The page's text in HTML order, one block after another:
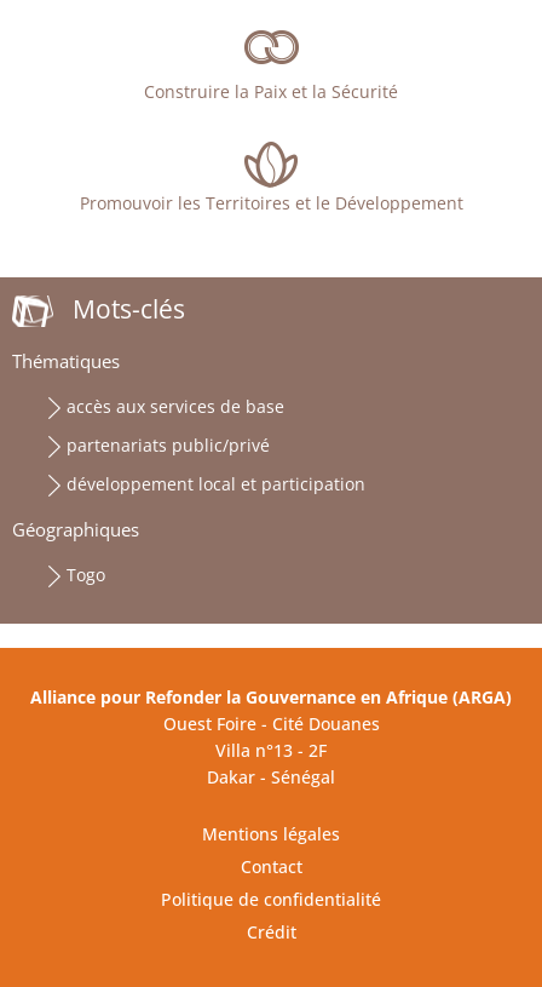
Construire la Paix et la Sécurité
Promouvoir les Territoires et le Développement
Mots-clés
Thématiques
accès aux services de base
partenariats public/privé
développement local et participation
Géographiques
Togo
Alliance pour Refonder la Gouvernance en Afrique (ARGA)
Ouest Foire - Cité Douanes
Villa n°13 - 2F
Dakar - Sénégal
Mentions légales
Contact
Politique de confidentialité
Crédit